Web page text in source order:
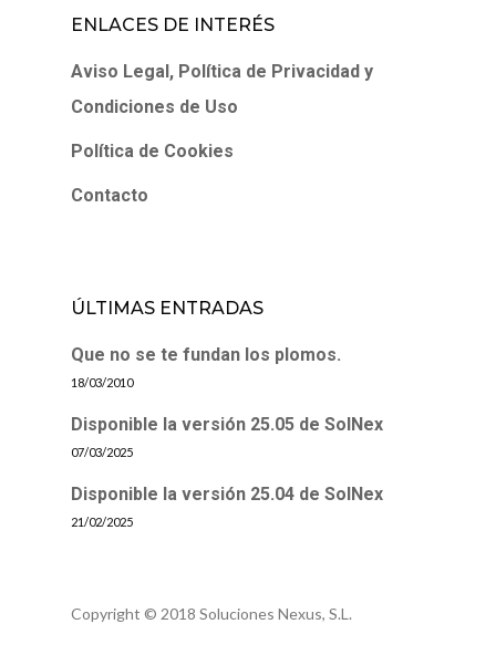
ENLACES DE INTERÉS
Aviso Legal, Política de Privacidad y
Condiciones de Uso
Política de Cookies
Contacto
ÚLTIMAS ENTRADAS
Que no se te fundan los plomos.
18/03/2010
Disponible la versión 25.05 de SolNex
07/03/2025
Disponible la versión 25.04 de SolNex
21/02/2025
Copyright © 2018 Soluciones Nexus, S.L.